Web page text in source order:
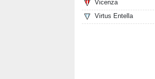
Vicenza
Virtus Entella